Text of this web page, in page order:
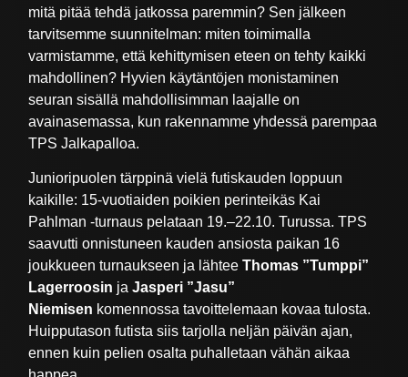
mitä pitää tehdä jatkossa paremmin? Sen jälkeen
tarvitsemme suunnitelman: miten toimimalla
varmistamme, että kehittymisen eteen on tehty kaikki
mahdollinen? Hyvien käytäntöjen monistaminen
seuran sisällä mahdollisimman laajalle on
avainasemassa, kun rakennamme yhdessä parempaa
TPS Jalkapalloa.
Junioripuolen tärppinä vielä futiskauden loppuun
kaikille: 15-vuotiaiden poikien perinteikäs Kai
Pahlman -turnaus pelataan 19.–22.10. Turussa. TPS
saavutti onnistuneen kauden ansiosta paikan 16
joukkueen turnaukseen ja lähteeThomas ”Tumppi”
Lagerroosin jaJasperi ”Jasu”
Niemisen komennossa tavoittelemaan kovaa tulosta.
Huipputason futista siis tarjolla neljän päivän ajan,
ennen kuin pelien osalta puhalletaan vähän aikaa